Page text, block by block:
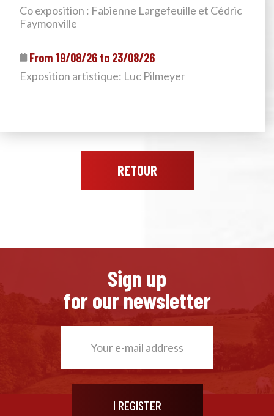
Co exposition : Fabienne Largefeuille et Cédric
Faymonville
From 19/08/26 to 23/08/26
Exposition artistique: Luc Pilmeyer
RETOUR
Sign up
for our newsletter